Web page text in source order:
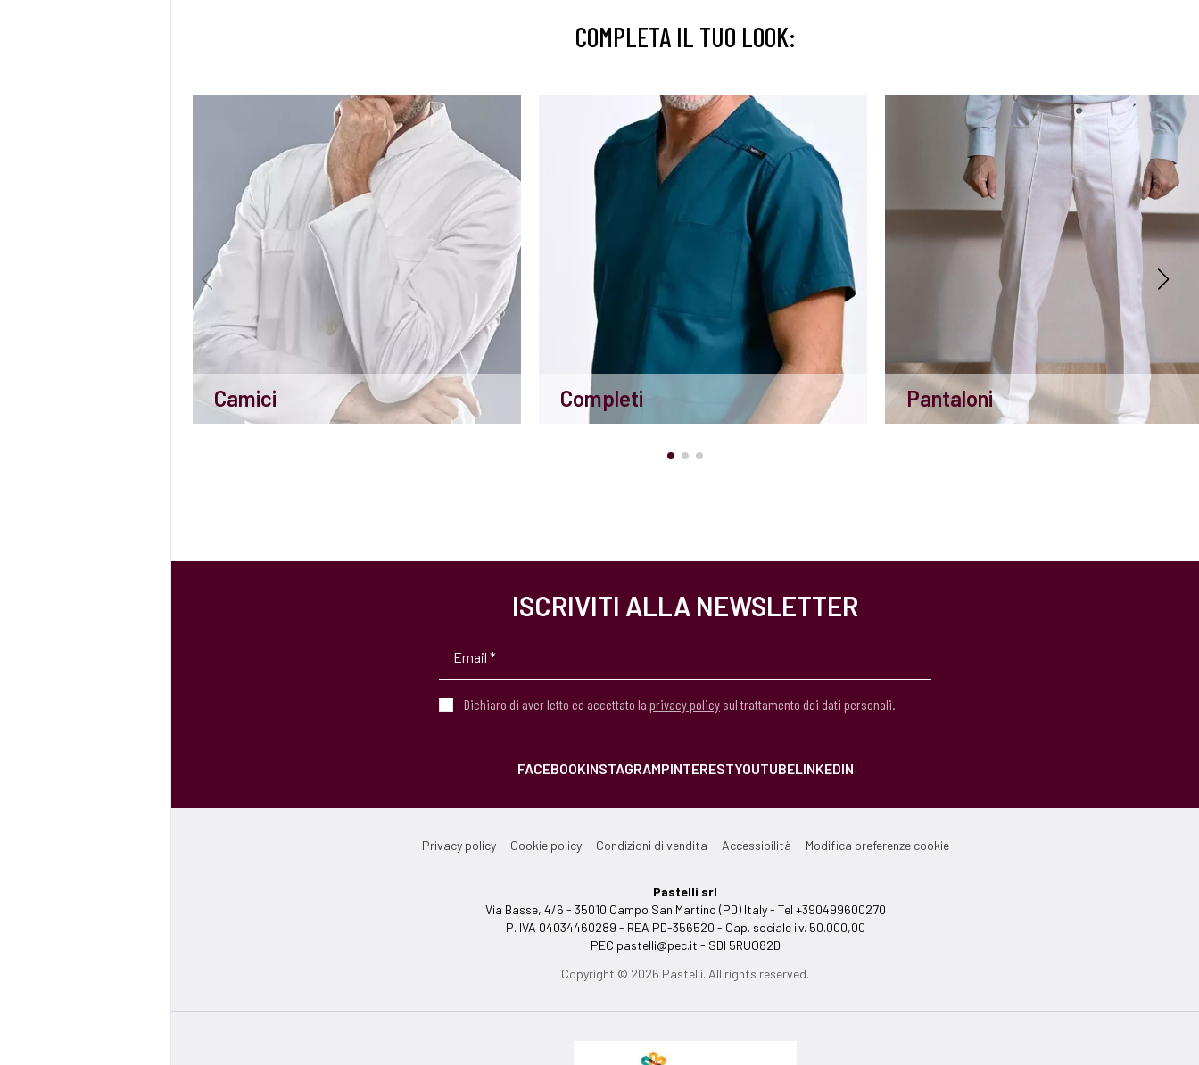
COMPLETA IL TUO LOOK:
Camici Completi Pantaloni
ISCRIVITI ALLA NEWSLETTER
Dichiaro di aver letto ed accettato la privacy policy sul trattamento dei dati personali.
FACEBOOKINSTAGRAMPINTERESTYOUTUBELINKEDIN
Privacy policy Cookie policy Condizioni di vendita Accessibilità Modifica preferenze cookie
Pastelli srl
Via Basse, 4/6 - 35010 Campo San Martino (PD) Italy - Tel +390499600270
P. IVA 04034460289 - REA PD-356520 - Cap. sociale i.v. 50.000,00
PEC pastelli@pec.it - SDI 5RUO82D
Copyright © 2026 Pastelli. All rights reserved.